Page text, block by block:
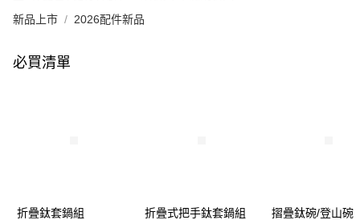
新品上市 2026配件新品
必買清單
折疊鈦套鍋組
折疊式把手鈦套鍋組
摺疊鈦碗/登山碗